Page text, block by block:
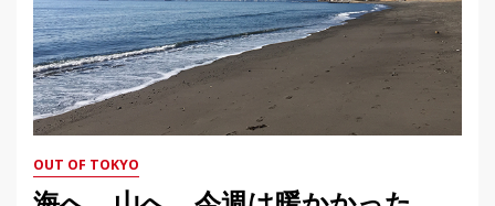
OUT OF TOKYO